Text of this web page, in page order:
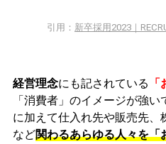
引用： 新卒採用2023｜
経営理念にも記されている
「消費者」のイメージが強
に加えて仕入れ先や販売先、
など関わるあらゆる人々を「